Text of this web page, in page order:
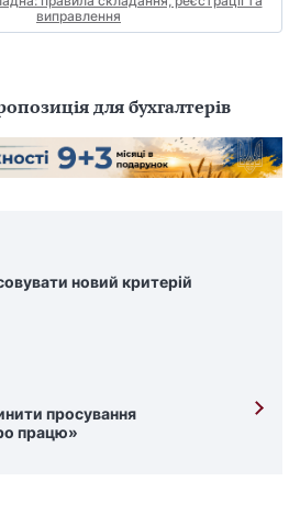
виправлення
для бухгалтерів
новий критерій
просування
працю»